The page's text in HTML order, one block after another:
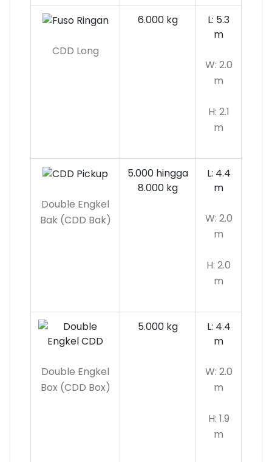
CDD Long
6.000 kg
L: 5.3
m
W: 2.0
m
H: 2.1
m
Double Engkel
Bak (CDD Bak)
5.000 hingga
8.000 kg
L: 4.4
m
W: 2.0
m
H: 2.0
m
Double Engkel
Box (CDD Box)
5.000 kg
L: 4.4
m
W: 2.0
m
H: 1.9
m